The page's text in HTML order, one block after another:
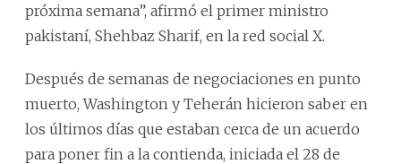
próxima semana”, afirmó el primer ministro
pakistaní, Shehbaz Sharif, en la red social X.
Después de semanas de negociaciones en punto
muerto, Washington y Teherán hicieron saber en
los últimos días que estaban cerca de un acuerdo
para poner fin a la contienda, iniciada el 28 de